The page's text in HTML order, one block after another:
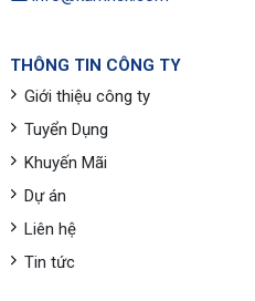
THÔNG TIN CÔNG TY
Giới thiệu công ty
Tuyển Dụng
Khuyến Mãi
Dự án
Liên hệ
Tin tức